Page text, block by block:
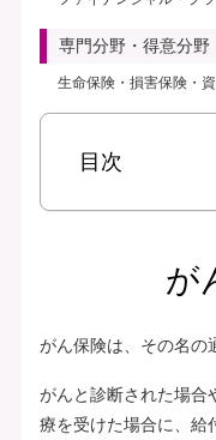
専門分野・得意分野
生命保険・損害保険・
目次
が
がん保険は、その名の
がんと診断された場合
療を受けた場合に、給